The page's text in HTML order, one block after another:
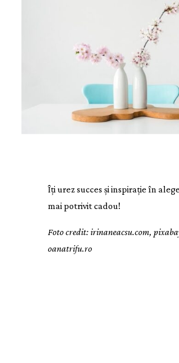
Îți urez succes și inspirație în
mai potrivit cadou!
Foto credit: irinaneacsu.com,
oanatrifu.ro